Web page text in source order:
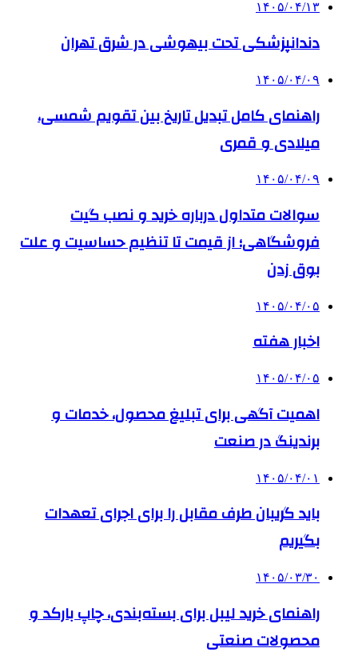
۱۴۰۵/۰۴/۱۳
دندانپزشکی تحت بیهوشی در شرق تهران
۱۴۰۵/۰۴/۰۹
راهنمای کامل تبدیل تاریخ بین تقویم شمسی،
میلادی و قمری
۱۴۰۵/۰۴/۰۹
سوالات متداول درباره خرید و نصب گیت
فروشگاهی؛ از قیمت تا تنظیم حساسیت و علت
بوق زدن
۱۴۰۵/۰۴/۰۵
اخبار هفته
۱۴۰۵/۰۴/۰۵
اهمیت آگهی برای تبلیغ محصول، خدمات و
برندینگ در صنعت
۱۴۰۵/۰۴/۰۱
باید گریبان طرف مقابل را برای اجرای تعهدات
بگیریم
۱۴۰۵/۰۳/۳۰
راهنمای خرید لیبل برای بسته‌بندی، چاپ بارکد و
محصولات صنعتی